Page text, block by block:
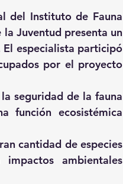
del Instituto de Fauna
Juventud presenta un
El especialista participó
por el proyecto
seguridad de la fauna
función ecosistémica
cantidad de especies
ambientales